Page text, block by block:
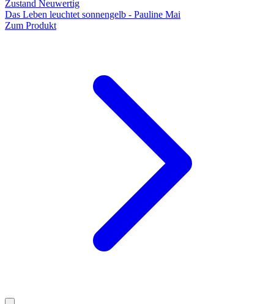
Zustand Neuwertig
Das Leben leuchtet sonnengelb - Pauline Mai
Zum Produkt